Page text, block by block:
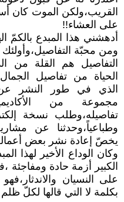
القريب،ولكن الموت كان
على العشاء!!
أدهشني هذا المبدع بالكمّ
ومن محبّة
التفاصيل هم القلة من
الحياة من تفاصيل
الذي في طور النشر عن
مجموعة من
تفاصيله،وطلب نسخة
وطباعياً،وحدثنا عن
يخصّ إعادة نشر بعض
وكان الوداع الأخير لهذا
الكبير أزمة حادة
على النسيان
بكلمة لا التي قالها لكلّ